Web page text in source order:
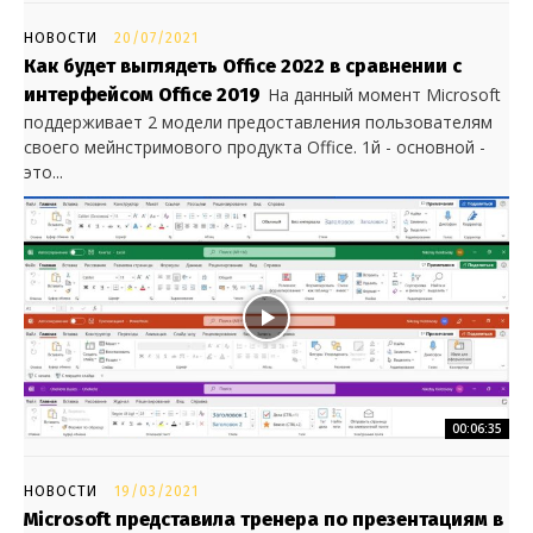
НОВОСТИ 20/07/2021
Как будет выглядеть Office 2022 в сравнении с
интерфейсом Office 2019 На данный момент Microsoft
поддерживает 2 модели предоставления пользователям
своего мейнстримового продукта Office. 1й - основной -
это...
00:06:35
НОВОСТИ 19/03/2021
Microsoft представила тренера по презентациям в